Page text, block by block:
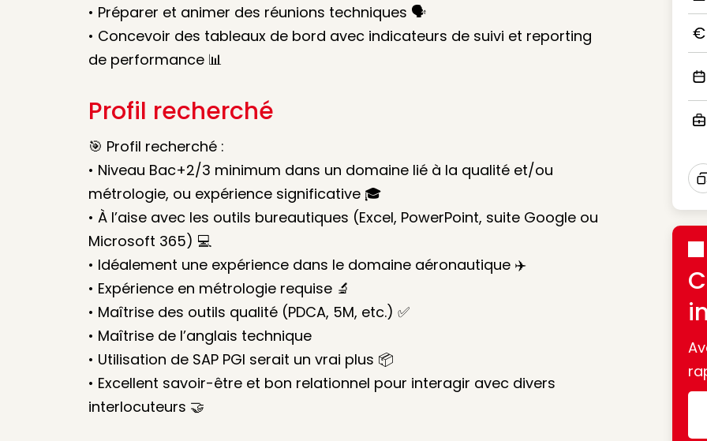
• Préparer et animer des réunions techniques 🗣️
• Concevoir des tableaux de bord avec indicateurs de suivi et reporting
de performance 📊
Profil recherché
🎯 Profil recherché :
• Niveau Bac+2/3 minimum dans un domaine lié à la qualité et/ou
métrologie, ou expérience significative 🎓
• À l’aise avec les outils bureautiques (Excel, PowerPoint, suite Google ou
Microsoft 365) 💻
• Idéalement une expérience dans le domaine aéronautique ✈️
• Expérience en métrologie requise 🔬
• Maîtrise des outils qualité (PDCA, 5M, etc.) ✅
• Maîtrise de l’anglais technique
• Utilisation de SAP PGI serait un vrai plus 📦
• Excellent savoir-être et bon relationnel pour interagir avec divers
interlocuteurs 🤝